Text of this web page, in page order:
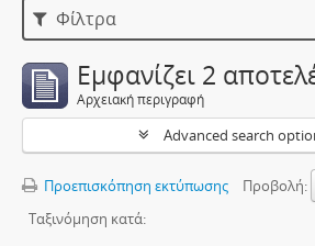
Φίλτρα
Εμφανίζει 2
Αρχειακή περιγραφή
Advanced search
Προεπισκόπηση εκτύπωσης
Προβολή:
Ταξινόμηση κατά: